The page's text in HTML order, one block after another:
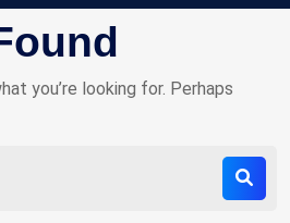
you’re looking for. Perhaps